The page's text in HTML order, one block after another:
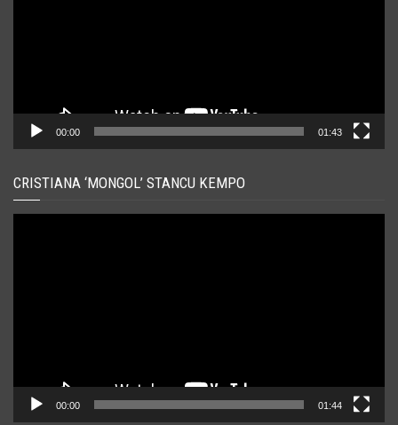
00:00 01:43
CRISTIANA ‘MONGOL’ STANCU KEMPO
00:00 01:44